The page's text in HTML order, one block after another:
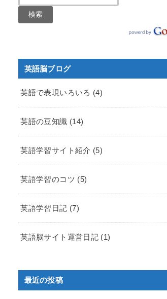
英語脳ブログ
英語で表現いろいろ (4)
英語の豆知識 (14)
英語学習サイト紹介 (5)
英語学習のコツ (5)
英語学習日記 (7)
英語脳サイト運営日記 (1)
最近の投稿